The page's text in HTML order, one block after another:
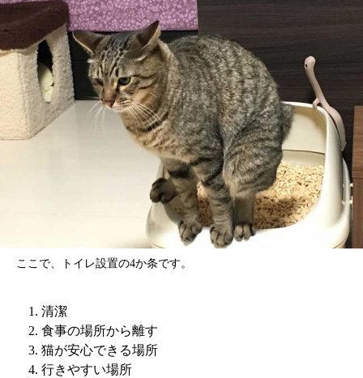
ここで、トイレ設置の4か条です。
清潔
食事の場所から離す
猫が安心できる場所
行きやすい場所